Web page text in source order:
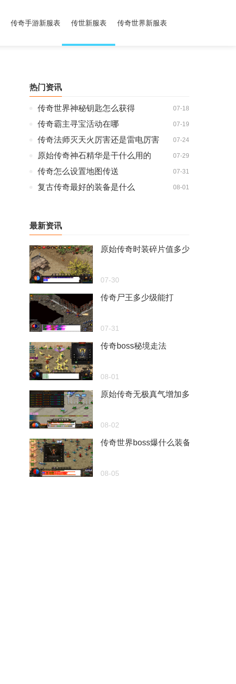
传奇手游新服表 传世新服表 传奇世界新服表
热门资讯
传奇世界神秘钥匙怎么获得 07-18
传奇霸主寻宝活动在哪 07-19
传奇法师灭天火厉害还是雷电厉害 07-24
原始传奇神石精华是干什么用的 07-29
传奇怎么设置地图传送 07-31
复古传奇最好的装备是什么 08-01
最新资讯
原始传奇时装碎片值多少元宝啊
07-30
传奇尸王多少级能打
07-31
传奇boss秘境走法
08-01
原始传奇无极真气增加多少道术
08-02
传奇世界boss爆什么装备
08-05